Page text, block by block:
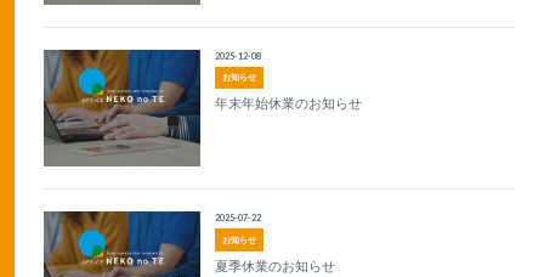
お知らせ
2025-12-08
年末年始休業のお知らせ
お知らせ
2025-07-22
夏季休業のお知らせ